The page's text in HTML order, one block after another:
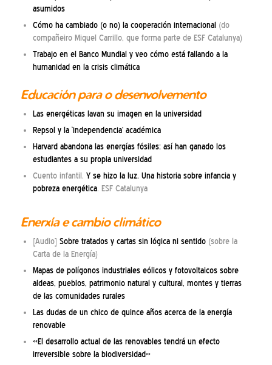
asumidos
Cómo ha cambiado (o no) la cooperación internacional (do
compañeiro Miquel Carrillo, que forma parte de ESF Catalunya)
Trabajo en el Banco Mundial y veo cómo está fallando a la
humanidad en la crisis climática
Educación para o desenvolvemento
Las energéticas lavan su imagen en la universidad
Repsol y la ‘independencia’ académica
Harvard abandona las energías fósiles: así han ganado los
estudiantes a su propia universidad
Cuento infantil. Y se hizo la luz. Una historia sobre infancia y
pobreza energética. ESF Catalunya
Enerxía e cambio climático
[Audio] Sobre tratados y cartas sin lógica ni sentido(sobre la
Carta de la Energía)
Mapas de polígonos industriales eólicos y fotovoltaicos sobre
aldeas, pueblos, patrimonio natural y cultural, montes y tierras
de las comunidades rurales
Las dudas de un chico de quince años acerca de la energía
renovable
«El desarrollo actual de las renovables tendrá un efecto
irreversible sobre la biodiversidad»